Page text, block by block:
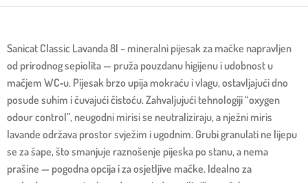
Sanicat Classic Lavanda 8l – mineralni pijesak za mačke napravljen
od prirodnog sepiolita — pruža pouzdanu higijenu i udobnost u
mačjem WC‑u. Pijesak brzo upija mokraću i vlagu, ostavljajući dno
posude suhim i čuvajući čistoću. Zahvaljujući tehnologiji “oxygen
odour control”, neugodni mirisi se neutraliziraju, a nježni miris
lavande održava prostor svježim i ugodnim. Grubi granulati ne lijepu
se za šape, što smanjuje raznošenje pijeska po stanu, a nema
prašine — pogodna opcija i za osjetljive mačke. Idealno za